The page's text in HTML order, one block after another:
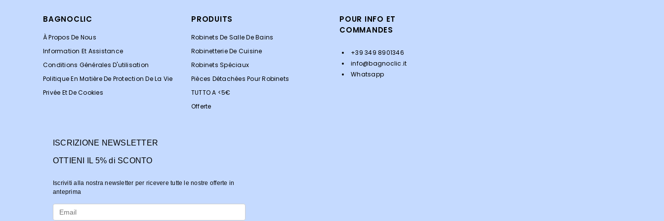
BAGNOCLIC
À Propos De Nous
Information Et Assistance
Conditions Générales D'utilisation
Politique En Matière De Protection De La Vie
Privée Et De Cookies
PRODUITS
Robinets De Salle De Bains
Robinetterie De Cuisine
Robinets Spéciaux
Pièces Détachées Pour Robinets
TUTTO A <5€
Offerte
POUR INFO ET
COMMANDES
+39 349 8901346
info@bagnoclic.it
Whatsapp
ISCRIZIONE NEWSLETTER
OTTIENI IL 5% di SCONTO
Iscriviti alla nostra newsletter per ricevere tutte le nostre offerte in
anteprima